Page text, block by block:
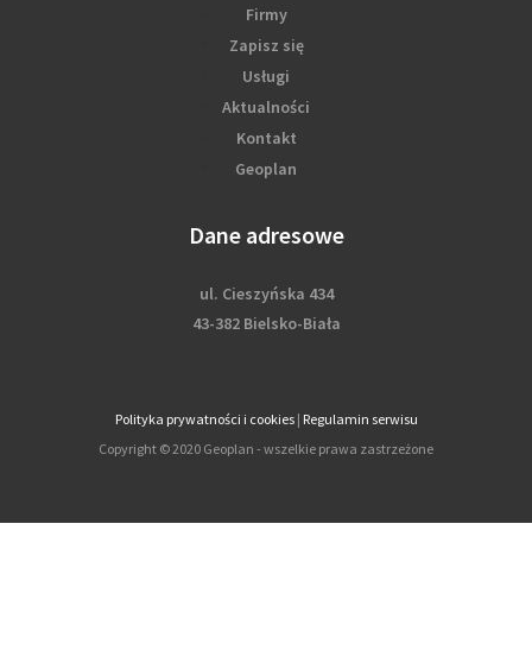
Firmy
Zapisz się
Usługi
Aktualności
Kontakt
Geoplan
Dane adresowe
ul. Cieszyńska 434
43-382 Bielsko-Biała
Polityka prywatności i cookies| Regulamin serwisu
Copyright © 2020 Geoplan - wszelkie prawa zastrzeżone